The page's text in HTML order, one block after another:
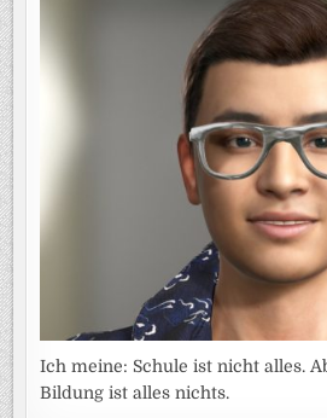
Ich meine: Schule ist nicht alles.
Bildung ist alles nichts.